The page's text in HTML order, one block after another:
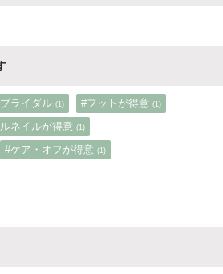
ライダル (1) #フットが得意 (1)
ネイルが得意 (1)
#ケア・オフが得意 (1)